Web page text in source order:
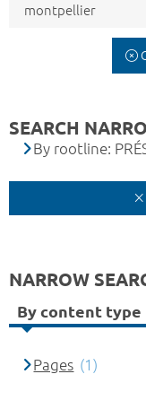
SEARCH
By rootline:
NARROW
By content type
Pages (1)